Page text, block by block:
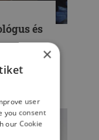
és
×
user
you consent
our Cookie